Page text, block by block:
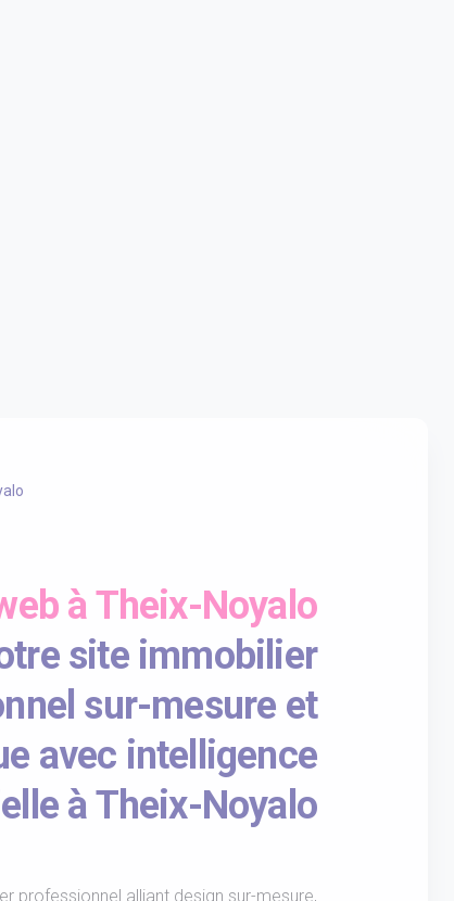
à Theix-Noyalo
site immobilier
sur-mesure et
avec intelligence
à Theix-Noyalo
professionnel alliant design sur-mesure,